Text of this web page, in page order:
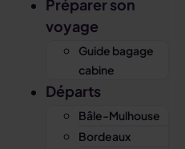
Préparer son
voyage
Guide bagage
cabine
Départs
Bâle-Mulhouse
Bordeaux